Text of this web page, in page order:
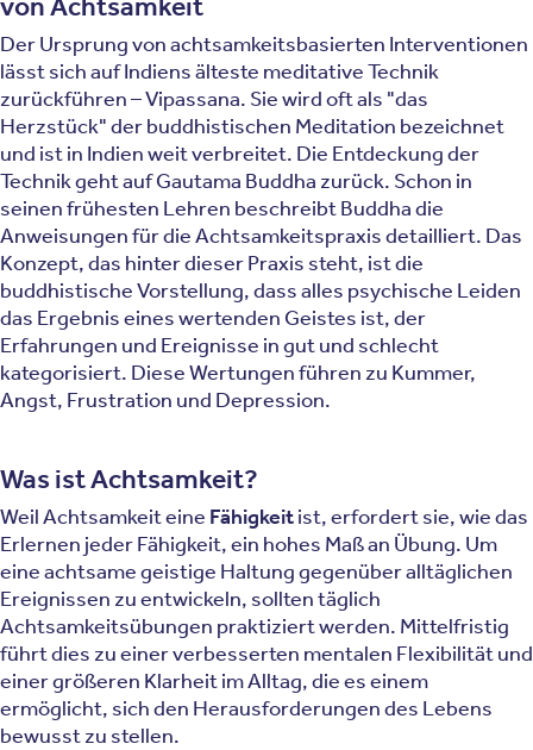
Der Ursprung von achtsamkeitsbasierten Interventionen
lässt sich auf Indiens älteste meditative Technik
zurückführen – Vipassana. Sie wird oft als "das
Herzstück" der buddhistischen Meditation bezeichnet
und ist in Indien weit verbreitet. Die Entdeckung der
Technik geht auf Gautama Buddha zurück. Schon in
seinen frühesten Lehren beschreibt Buddha die
Anweisungen für die Achtsamkeitspraxis detailliert. Das
Konzept, das hinter dieser Praxis steht, ist die
buddhistische Vorstellung, dass alles psychische Leiden
das Ergebnis eines wertenden Geistes ist, der
Erfahrungen und Ereignisse in gut und schlecht
kategorisiert. Diese Wertungen führen zu Kummer,
Angst, Frustration und Depression.
Was ist Achtsamkeit?
Weil Achtsamkeit eine Fähigkeitist, erfordert sie, wie das
Erlernen jeder Fähigkeit, ein hohes Maß an Übung. Um
eine achtsame geistige Haltung gegenüber alltäglichen
Ereignissen zu entwickeln, sollten täglich
Achtsamkeitsübungen praktiziert werden. Mittelfristig
führt dies zu einer verbesserten mentalen Flexibilität und
einer größeren Klarheit im Alltag, die es einem
ermöglicht, sich den Herausforderungen des Lebens
bewusst zu stellen.